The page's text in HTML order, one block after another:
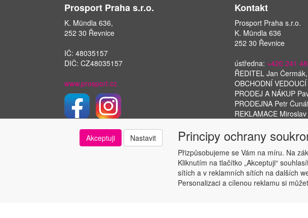
Prosport Praha s.r.o.
K. Mündla 636,
252 30 Řevnice
IČ: 48035157
DIČ: CZ48035157
www.prosport.cz
Kontakt
Prosport Praha s.r.o.
K. Mündla 636
252 30 Řevnice
ústředna: +420 241
ŘEDITEL Jan Čermák,
OBCHODNÍ
PRODEJ A NÁKUP
PRODEJNA Petr
REKLAMACE
Akceptuji Nastavit Principy ochrany
Přizpůsobujeme se Vám na míru. Na
Kliknutím na tlačítko „Akceptuji“
sítích a v reklamních sítích na dalších
Personalizaci a cílenou reklamu si